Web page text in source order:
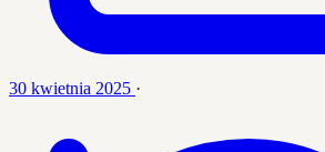
30 kwietnia 2025 ·